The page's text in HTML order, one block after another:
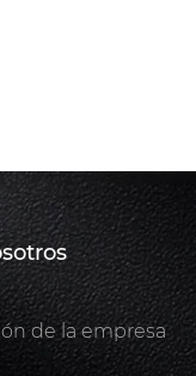
de la empresa